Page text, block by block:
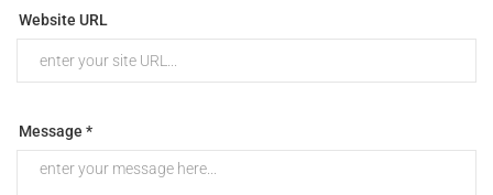
Website URL
Message *